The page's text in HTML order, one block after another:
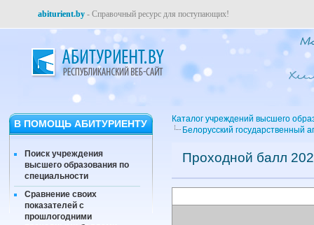
abiturient.by - Справочный ресурс для поступающих!
В ПОМОЩЬ АБИТУРИЕНТУ
Поиск учреждения
высшего образования по
специальности
Сравнение своих
показателей с
прошлогодними
Каталог учреждений высшего
Белорусский государственный
Проходной балл